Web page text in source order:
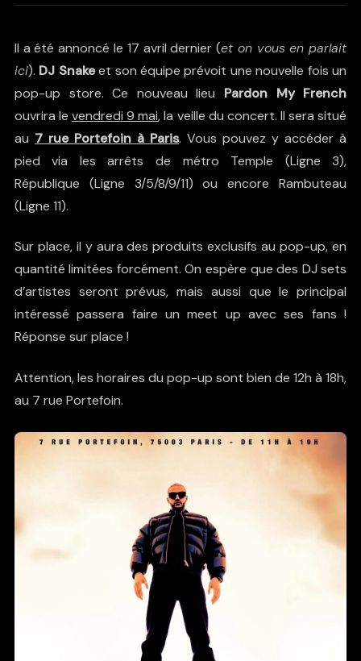
Il a été annoncé le 17 avril dernier (et on vous en parlait
ici). DJ Snakeet son équipe prévoit une nouvelle fois un
pop-up store. Ce nouveau lieu Pardon My French
ouvrira levendredi 9 mai, la veille du concert. Il sera situé
au 7 rue Portefoin à Paris. Vous pouvez y accéder à
pied via les arrêts de métro Temple (Ligne 3),
République (Ligne 3/5/8/9/11) ou encore Rambuteau
(Ligne 11).
Sur place, il y aura des produits exclusifs au pop-up, en
quantité limitées forcément. On espère que des DJ sets
d’artistes seront prévus, mais aussi que le principal
intéressé passera faire un meet up avec ses fans !
Réponse sur place !
Attention, les horaires du pop-up sont bien de 12h à 18h,
au 7 rue Portefoin.